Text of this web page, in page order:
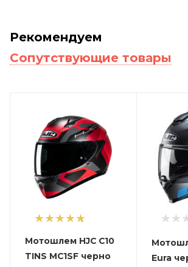
Рекомендуем
Сопутствующие товары
1
Мотошлем HJC C10
TINS MC1SF черно
Eura